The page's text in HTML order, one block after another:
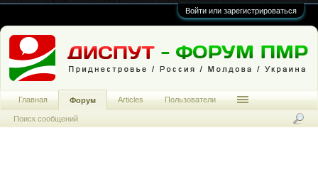
Войти или зарегистрироваться
Главная Форум
Поиск сообщений
Articles Пользователи